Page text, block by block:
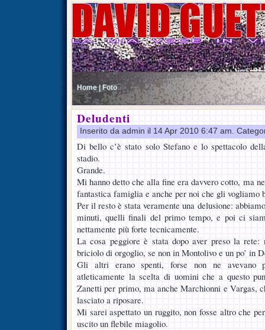
Home | Foto
Deludenti
Inserito da admin il 14 Apr 2010 6:47 am.
Di bello c’è stato solo Stefano e lo spettacolo
stadio.
Grande.
Mi hanno detto che alla fine era davvero cotto, ma
fantastica famiglia e anche per noi che gli vogliamo
Per il resto è stata veramente una delusione:
minuti, quelli finali del primo tempo, e poi ci
nettamente più forte tecnicamente.
La cosa peggiore è stata dopo aver preso la rete:
briciolo di orgoglio, se non in Montolivo e un po’ in
Gli altri erano spenti, forse non ne avevano
atleticamente la scelta di uomini che a questo
Zanetti per primo, ma anche Marchionni e Vargas,
lasciato a riposare.
Mi sarei aspettato un ruggito, non fosse altro che
uscito un flebile miagolio.